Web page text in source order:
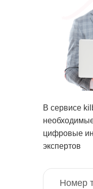
Номер
В сервисе
цифровые
экспертов